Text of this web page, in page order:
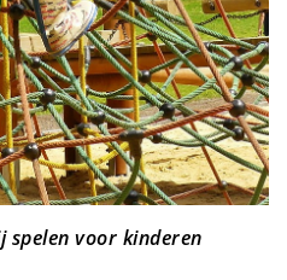
spelen voor kinderen